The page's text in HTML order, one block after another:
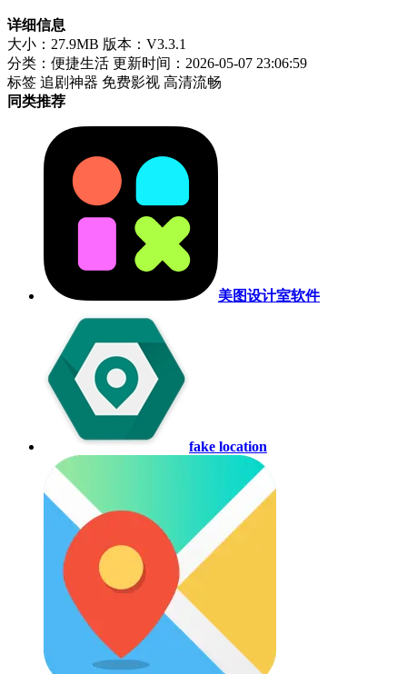
详细信息
大小：27.9MB 版本：V3.3.1
分类：便捷生活 更新时间：2026-05-07 23:06:59
标签 追剧神器 免费影视 高清流畅
同类推荐
美图设计室软件
fake location